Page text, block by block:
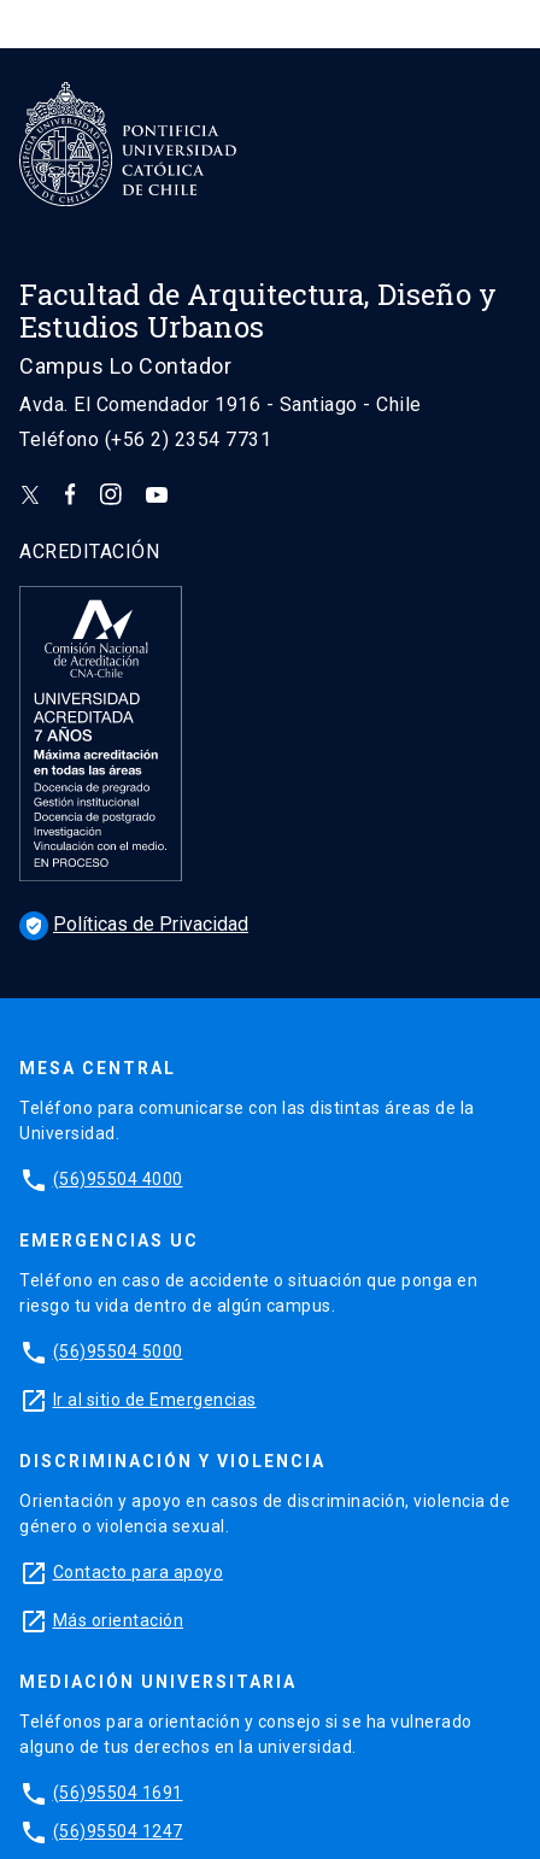
Facultad de Arquitectura, Diseño y
Estudios Urbanos
Campus Lo Contador
Avda. El Comendador 1916 - Santiago - Chile
Teléfono (+56 2) 2354 7731
ACREDITACIÓN
verified_user Políticas de Privacidad
MESA CENTRAL
Teléfono para comunicarse con las distintas áreas de la
Universidad.
phone (56)95504 4000
EMERGENCIAS UC
Teléfono en caso de accidente o situación que ponga en
riesgo tu vida dentro de algún campus.
phone (56)95504 5000
launch Ir al sitio de Emergencias
DISCRIMINACIÓN Y VIOLENCIA
Orientación y apoyo en casos de discriminación, violencia de
género o violencia sexual.
launch Contacto para apoyo
launch Más orientación
MEDIACIÓN UNIVERSITARIA
Teléfonos para orientación y consejo si se ha vulnerado
alguno de tus derechos en la universidad.
phone (56)95504 1691
phone (56)95504 1247